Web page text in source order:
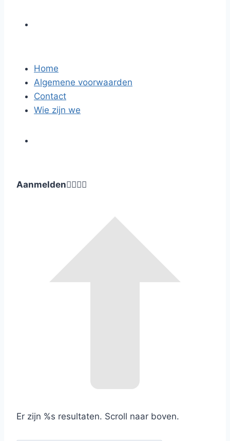
Home
Algemene voorwaarden
Contact
Wie zijn we
Aanmelden
Er zijn %s resultaten. Scroll naar boven.